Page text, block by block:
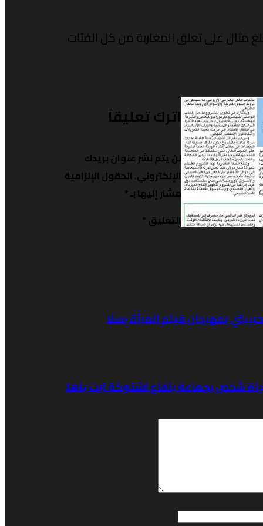
مثال على تعلق المغاربة من كل الفئات
بمهرجان فيلم المرأة بسلا
شخص بجماعة بلفاع اشتوكة ايت باها
اترك تعليقاً
لن يتم نشر عنوان بريدك
الإلكتروني. الحقول الإلزامية
مشار إليها بـ*
التعليق*